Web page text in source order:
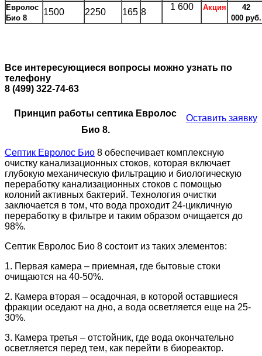
Евролос
Био 8
1500 2250 165 8
1 600 Акция
42
000 руб.
Все интересующиеся вопросы можно узнать по
телефону
8 (499) 322-74-63
Оставить заявку
Принцип работы септика Евролос
Био 8.
Септик Евролос Био 8 обеспечивает комплексную
очистку канализационных стоков, которая включает
глубокую механическую фильтрацию и биологическую
переработку канализационных стоков с помощью
колоний активных бактерий. Технология очистки
заключается в том, что вода проходит 24-цикличную
переработку в фильтре и таким образом очищается до
98%.
Септик Евролос Био 8 состоит из таких элементов:
1. Первая камера – приемная, где бытовые стоки
очищаются на 40-50%.
2. Камера вторая – осадочная, в которой оставшиеся
фракции оседают на дно, а вода осветляется еще на 25-
30%.
3. Камера третья – отстойник, где вода окончательно
осветляется перед тем, как перейти в биореактор.